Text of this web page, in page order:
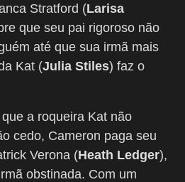
Stratford (Larisa
que seu pai rigoroso não
até que sua irmã mais
Kat (Julia Stiles) faz o
a roqueira Kat não
cedo, Cameron paga seu
Verona (Heath Ledger),
obstinada. Com um